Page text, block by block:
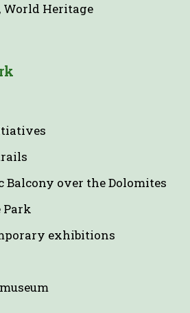
World Heritage
Balcony over the Dolomites
Park
exhibitions